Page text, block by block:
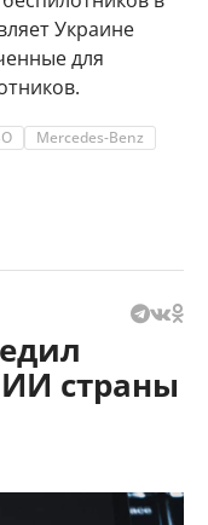
Украине
для
Mercedes-Benz
страны